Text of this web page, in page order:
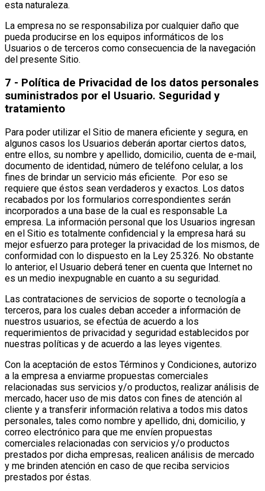
esta naturaleza.
La empresa no se responsabiliza por cualquier daño que
pueda producirse en los equipos informáticos de los
Usuarios o de terceros como consecuencia de la navegación
del presente Sitio.
7 - Política de Privacidad de los datos personales
suministrados por el Usuario. Seguridad y
tratamiento
Para poder utilizar el Sitio de manera eficiente y segura, en
algunos casos los Usuarios deberán aportar ciertos datos,
entre ellos, su nombre y apellido, domicilio, cuenta de e-mail,
documento de identidad, número de teléfono celular, a los
fines de brindar un servicio más eficiente. Por eso se
requiere que éstos sean verdaderos y exactos. Los datos
recabados por los formularios correspondientes serán
incorporados a una base de la cual es responsable La
empresa. La información personal que los Usuarios ingresan
en el Sitio es totalmente confidencial y la empresa hará su
mejor esfuerzo para proteger la privacidad de los mismos, de
conformidad con lo dispuesto en la Ley 25.326. No obstante
lo anterior, el Usuario deberá tener en cuenta que Internet no
es un medio inexpugnable en cuanto a su seguridad.
Las contrataciones de servicios de soporte o tecnología a
terceros, para los cuales deban acceder a información de
nuestros usuarios, se efectúa de acuerdo a los
requerimientos de privacidad y seguridad establecidos por
nuestras políticas y de acuerdo a las leyes vigentes.
Con la aceptación de estos Términos y Condiciones, autorizo
a la empresa a enviarme propuestas comerciales
relacionadas sus servicios y/o productos, realizar análisis de
mercado, hacer uso de mis datos con fines de atención al
cliente y a transferir información relativa a todos mis datos
personales, tales como nombre y apellido, dni, domicilio, y
correo electrónico para que me envíen propuestas
comerciales relacionadas con servicios y/o productos
prestados por dicha empresas, realicen análisis de mercado
y me brinden atención en caso de que reciba servicios
prestados por éstas.